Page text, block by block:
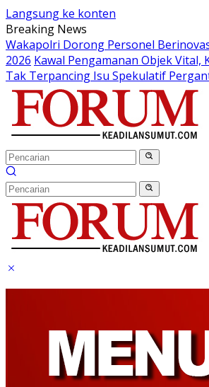
Langsung ke konten
Breaking News
Wakapolri Dorong Personel
2026 Kawal Pengamanan Objek
Tak Terpancing Isu Spekulatif